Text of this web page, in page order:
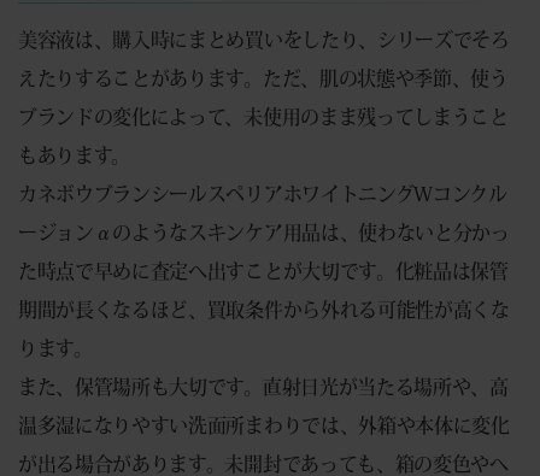
美容液は、購入時にまとめ買いをしたり、シリーズでそろ
えたりすることがあります。ただ、肌の状態や季節、使う
ブランドの変化によって、未使用のまま残ってしまうこと
もあります。
カネボウブランシールスペリアホワイトニングWコンクル
ージョンαのようなスキンケア用品は、使わないと分かっ
た時点で早めに査定へ出すことが大切です。化粧品は保管
期間が長くなるほど、買取条件から外れる可能性が高くな
ります。
また、保管場所も大切です。直射日光が当たる場所や、高
温多湿になりやすい洗面所まわりでは、外箱や本体に変化
が出る場合があります。未開封であっても、箱の変色やへ